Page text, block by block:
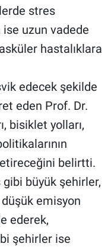
stres
ise uzun vadede
hastalıklara
edecek şekilde
eden Prof. Dr.
bisiklet yolları,
belirtti.
büyük şehirler,
emisyon
ederek,
şehirler ise